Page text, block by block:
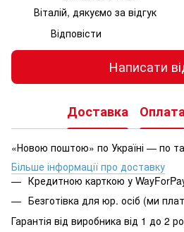
Віталій, дякуємо за відгук
Відповісти
Написати
Доставка
«Новою поштою» по Україні — по
Більше інформації про доставку
Кредитною карткою у
Безготівка для юр. осіб (ми
Гарантія від виробника від 1 до 2